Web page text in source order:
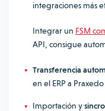
integraciones más
Integrar un FSM
API, consigue
Transferencia
en el ERP a
Importación y